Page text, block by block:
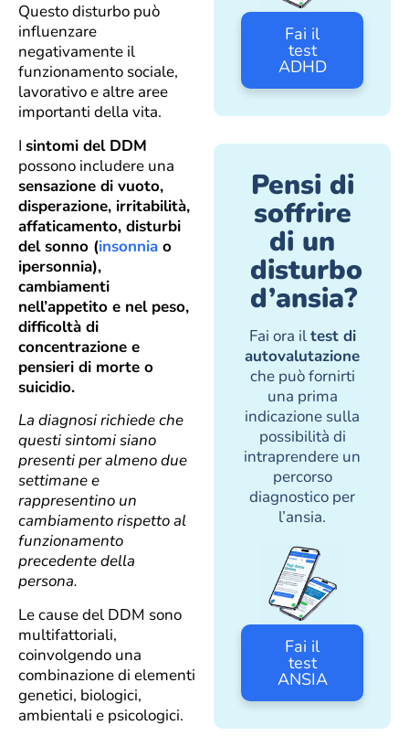
Questo disturbo può
influenzare
negativamente il
funzionamento sociale,
lavorativo e altre aree
importanti della vita.
I sintomi del DDM
possono includere una
sensazione di vuoto,
disperazione, irritabilità,
affaticamento, disturbi
del sonno (insonnia o
ipersonnia),
cambiamenti
nell’appetito e nel peso,
difficoltà di
concentrazione e
pensieri di morte o
suicidio.
La diagnosi richiede che
questi sintomi siano
presenti per almeno due
settimane e
rappresentino un
cambiamento rispetto al
funzionamento
precedente della
persona.
Le cause del DDM sono
multifattoriali,
coinvolgendo una
combinazione di elementi
genetici, biologici,
ambientali e psicologici.
Fai il
test
ADHD
Pensi di
soffrire
di un
disturbo
d’ansia?
Fai ora iltest di
autovalutazione
che può fornirti
una prima
indicazione sulla
possibilità di
intraprendere un
percorso
diagnostico per
l’ansia.
Fai il
test
ANSIA